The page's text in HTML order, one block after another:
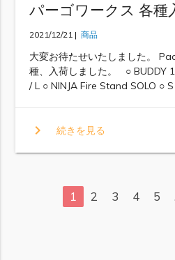
パーゴワークス 各種
2021/12/21 | 商品
大変お待たせいたしました。
種、入荷しました。 ○ BUDDY
/ L ○ NINJA Fire Stand SOLO ○
chevron_right 続きを見る
1 2 3 4 5